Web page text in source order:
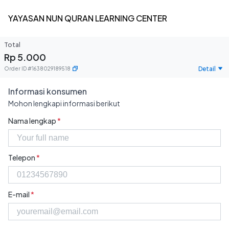
YAYASAN NUN QURAN LEARNING CENTER
Total
Rp 5.000
Order ID#1638029189518 Detail
Informasi konsumen
Mohon lengkapi informasi berikut
Nama lengkap*
Telepon*
E-mail*